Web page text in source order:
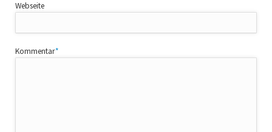
Webseite
Pflichtfeld
Kommentar*